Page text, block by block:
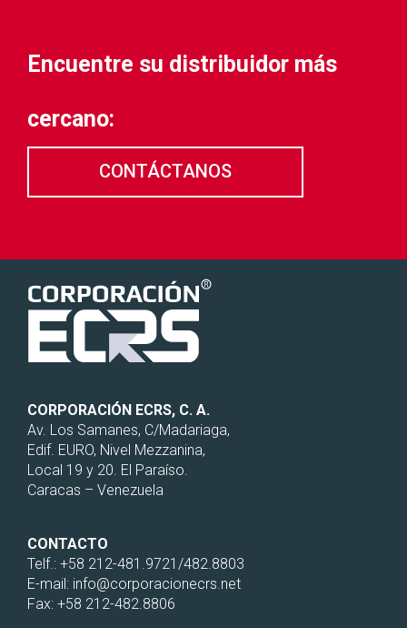
Encuentre su distribuidor más
cercano:
CONTÁCTANOS
CORPORACIÓN ECRS, C. A.
Av. Los Samanes, C/Madariaga,
Edif. EURO, Nivel Mezzanina,
Local 19 y 20. El Paraíso.
Caracas – Venezuela
CONTACTO
Telf.: +58 212-481.9721/482.8803
E-mail: info@corporacionecrs.net
Fax: +58 212-482.8806